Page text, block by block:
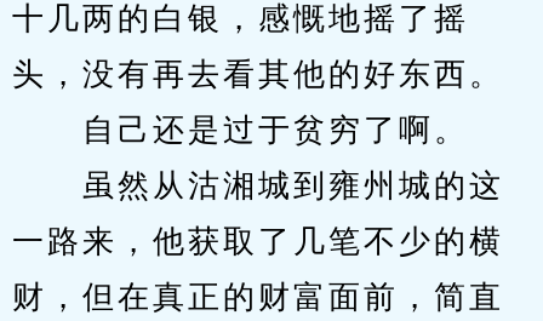
十几两的白银，感慨地摇了摇
头，没有再去看其他的好东西。
自己还是过于贫穷了啊。
虽然从沽湘城到雍州城的这
一路来，他获取了几笔不少的横
财，但在真正的财富面前，简直